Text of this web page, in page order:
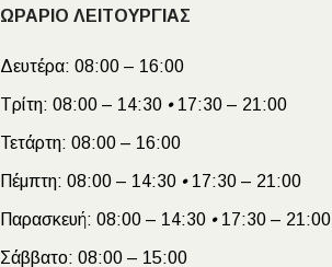
ΩΡΑΡΙΟ ΛΕΙΤΟΥΡΓΙΑΣ
Δευτέρα: 08:00 – 16:00
Τρίτη: 08:00 – 14:30 •17:30 – 21:00
Τετάρτη: 08:00 – 16:00
Πέμπτη: 08:00 – 14:30 •17:30 – 21:00
Παρασκευή: 08:00 – 14:30 •17:30 – 21:00
Σάββατο: 08:00 – 15:00